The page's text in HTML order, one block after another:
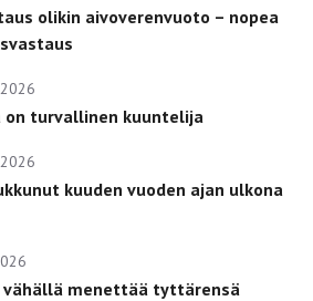
olikin aivoverenvuoto – nopea
on turvallinen kuuntelija
kuuden vuoden ajan ulkona
menettää tyttärensä